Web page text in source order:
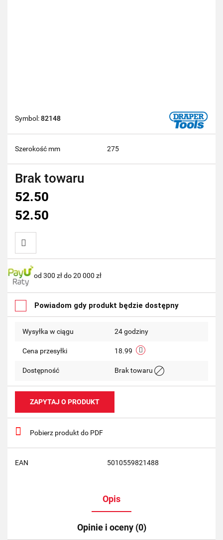
Symbol:82148
Szerokość mm 275
Brak towaru
52.50
52.50
Do
przechowalni
od 300 zł do 20 000 zł
Powiadom gdy produkt będzie dostępny
Wysyłka w ciągu 24 godziny
Cena przesyłki 18.99
Dostępność Brak towaru
ZAPYTAJ O PRODUKT
Pobierz produkt do PDF
EAN 5010559821488
Opis
Opinie i oceny (0)